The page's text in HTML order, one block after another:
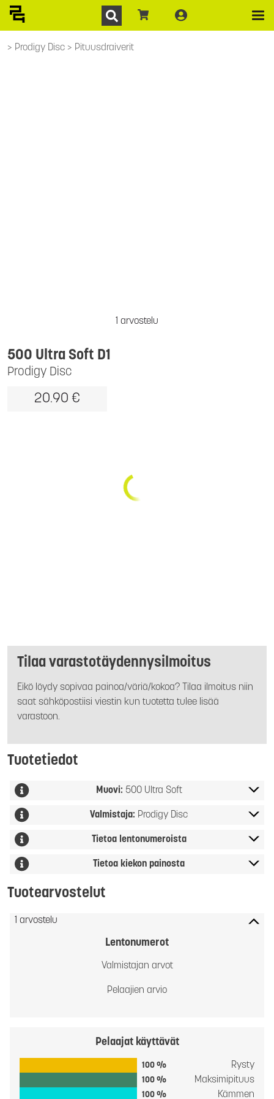
Prodigy Disc Pituusdraiverit
1 arvostelu
Prodigy Disc
500 Ultra Soft D1
20.90 €
Tilaa varastotäydennysilmoitus
Eikö löydy sopivaa painoa/väriä/kokoa? Tilaa ilmoitus niin
saat sähköpostiisi viestin kun tuotetta tulee lisää
varastoon.
Tuotetiedot
Muovi: 500 Ultra Soft
Valmistaja: Prodigy Disc
Tietoa lentonumeroista
Tietoa kiekon painosta
Tuotearvostelut
1 arvostelu
Lentonumerot
Valmistajan arvot
Pelaajien arvio
Pelaajat käyttävät
100 % Rysty
100 % Maksimipituus
100 % Kämmen